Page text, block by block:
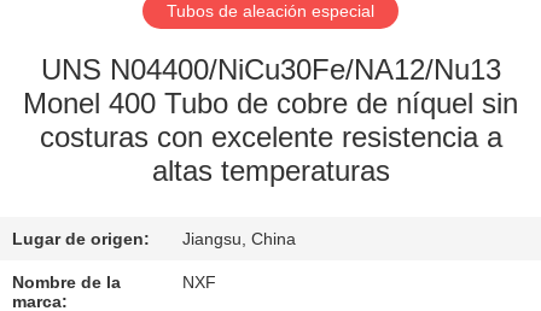
RECORRIDO
POR
LA
FÁBRICA
DE
CALIDAD
Tubos de aleación especial
UNS N04400/NiCu30Fe/NA12/Nu13
Monel 400 Tubo de cobre de níquel sin
costuras con excelente resistencia a
altas temperaturas
Lugar de origen: Jiangsu, China
Nombre de la
marca:
NXF